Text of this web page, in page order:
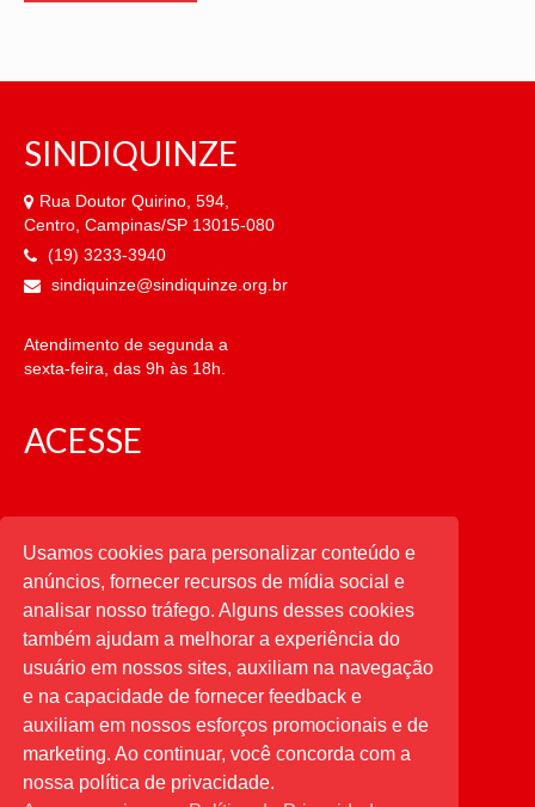
SINDIQUINZE
Rua Doutor Quirino, 594,
Centro, Campinas/SP 13015-080
(19) 3233-3940
sindiquinze@sindiquinze.org.br
Atendimento de segunda a
sexta-feira, das 9h às 18h.
ACESSE
CATEGORIAS
CATEGORIAS
PESQUISAR
Buscar
por:
Usamos cookies para personalizar conteúdo e
anúncios, fornecer recursos de mídia social e
analisar nosso tráfego. Alguns desses cookies
também ajudam a melhorar a experiência do
usuário em nossos sites, auxiliam na navegação
e na capacidade de fornecer feedback e
auxiliam em nossos esforços promocionais e de
marketing. Ao continuar, você concorda com a
nossa política de privacidade.